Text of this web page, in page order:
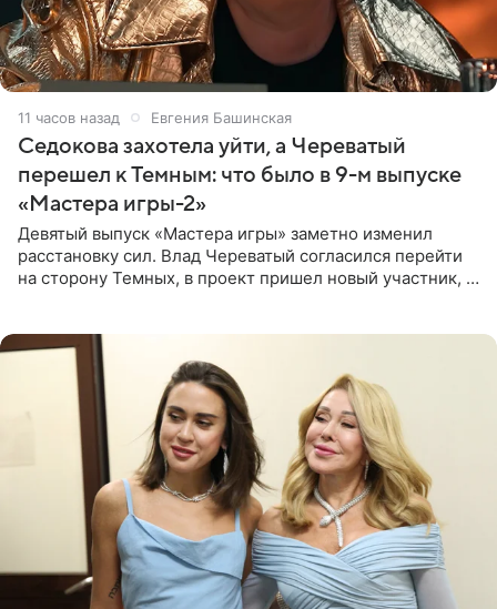
11 часов назад Евгения Башинская
Седокова захотела уйти, а Череватый
перешел к Темным: что было в 9-м выпуске
«Мастера игры-2»
Девятый выпуск «Мастера игры» заметно изменил
расстановку сил. Влад Череватый согласился перейти
на сторону Темных, в проект пришел новый участник, а